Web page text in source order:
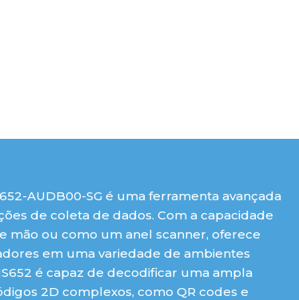
AUDB00-SG é uma ferramenta avançada
de coleta de dados. Com a capacidade
mão ou como um anel scanner, oferece
em uma variedade de ambientes
é capaz de decodificar uma ampla
2D complexos, como QR codes e